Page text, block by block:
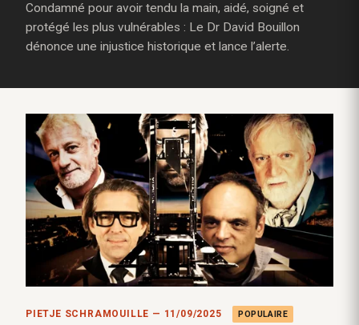
Condamné pour avoir tendu la main, aidé, soigné et
protégé les plus vulnérables : Le Dr David Bouillon
dénonce une injustice historique et lance l’alerte.
PIETJE SCHRAMOUILLE — 11/09/2025 POPULAIRE